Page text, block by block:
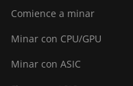
Comience a minar
Minar con CPU/GPU
Minar con ASIC